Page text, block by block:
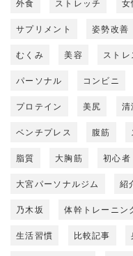
外食 ストレッチ 女
サプリメント 姿勢改善
むくみ 美容 ストレ
パーソナル コンビニ
プロテイン 美尻 清
ベンチプレス 腹筋
脂質 大胸筋 初心者
大宮パーソナルジム 紹
乃木坂 体幹トレーニン
生活習慣 比較記事